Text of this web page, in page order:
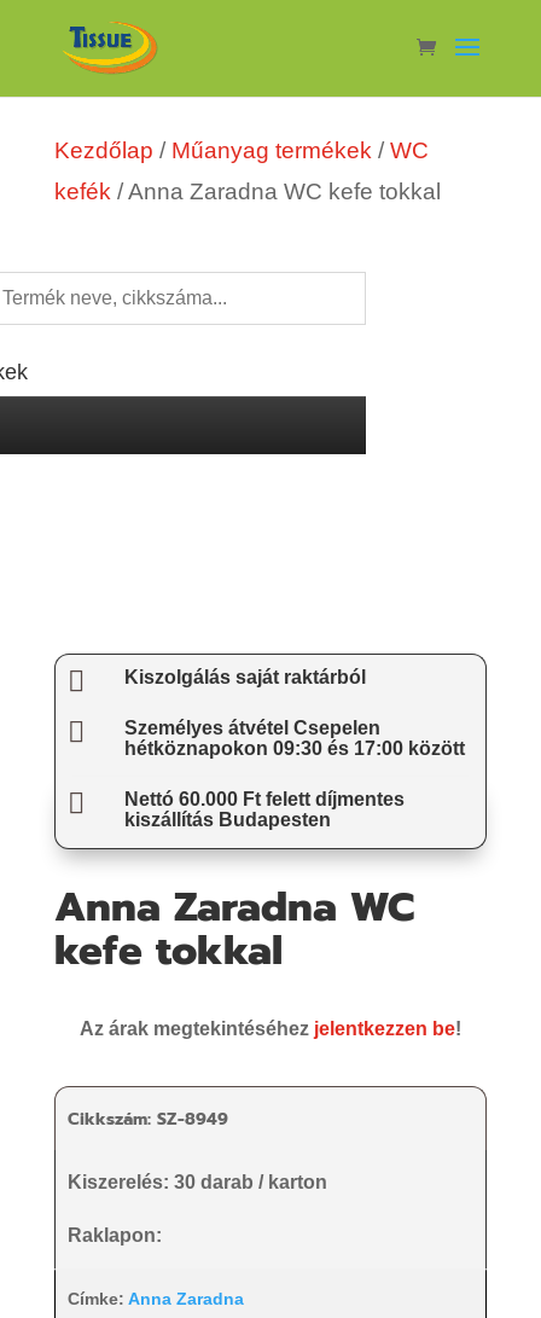
Kezdőlap / Műanyag termékek / WC
kefék / Anna Zaradna WC kefe tokkal
 Kiszolgálás saját raktárból

Személyes átvétel Csepelen
hétköznapokon 09:30 és 17:00 között

Nettó 60.000 Ft felett díjmentes
kiszállítás Budapesten
Anna Zaradna WC
kefe tokkal
Az árak megtekintéséhezjelentkezzen be!
Cikkszám: SZ-8949
Kiszerelés: 30 darab / karton
Raklapon:
Címke: Anna Zaradna